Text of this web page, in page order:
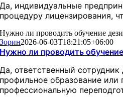
Да, индивидуальные
процедуру лицензирования,
Нужно ли проводить обучение
Зорин2026-06-03T18:21:05+06:00
Нужно ли проводить
Да, ответственный
профильное образование или
профессиональную